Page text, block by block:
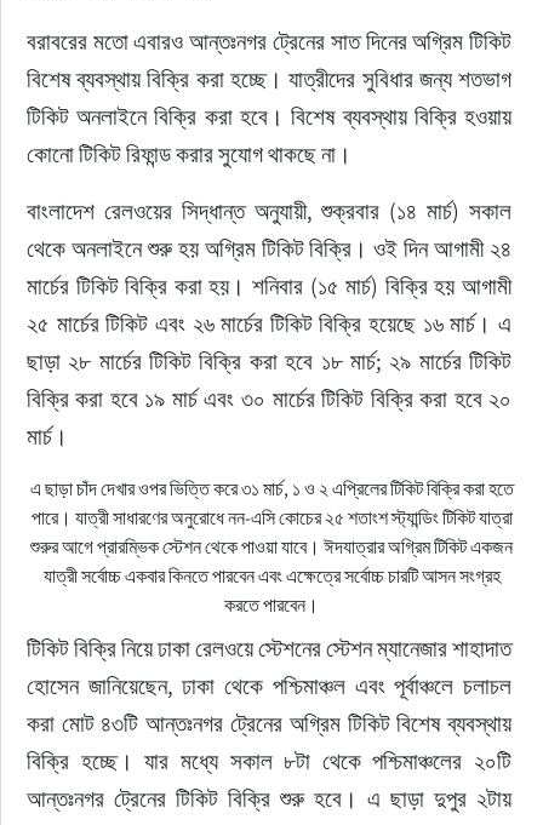
বরাবরের মতো এবারও আন্তঃনগর ট্রেনের সাত দিনের অগ্রিম টিকিট
বিশেষ ব্যবস্থায় বিক্রি করা হচ্ছে। যাত্রীদের সুবিধার জন্য শতভাগ
টিকিট অনলাইনে বিক্রি করা হবে। বিশেষ ব্যবস্থায় বিক্রি হওয়ায়
কোনো টিকিট রিফান্ড করার সুযোগ থাকছে না।
বাংলাদেশ রেলওয়ের সিদ্ধান্ত অনুযায়ী, শুক্রবার (১৪ মার্চ) সকাল
থেকে অনলাইনে শুরু হয় অগ্রিম টিকিট বিক্রি। ওই দিন আগামী ২৪
মার্চের টিকিট বিক্রি করা হয়। শনিবার (১৫ মার্চ) বিক্রি হয় আগামী
২৫ মার্চের টিকিট এবং ২৬ মার্চের টিকিট বিক্রি হয়েছে ১৬ মার্চ। এ
ছাড়া ২৮ মার্চের টিকিট বিক্রি করা হবে ১৮ মার্চ; ২৯ মার্চের টিকিট
বিক্রি করা হবে ১৯ মার্চ এবং ৩০ মার্চের টিকিট বিক্রি করা হবে ২০
মার্চ।
এ ছাড়া চাঁদ দেখার ওপর ভিত্তি করে ৩১ মার্চ, ১ ও ২ এপ্রিলের টিকিট বিক্রি করা হতে
পারে। যাত্রী সাধারণের অনুরোধে নন-এসি কোচের ২৫ শতাংশ স্ট্যান্ডিং টিকিট যাত্রা
শুরুর আগে প্রারম্ভিক স্টেশন থেকে পাওয়া যাবে। ঈদযাত্রার অগ্রিম টিকিট একজন
যাত্রী সর্বোচ্চ একবার কিনতে পারবেন এবং এক্ষেত্রে সর্বোচ্চ চারটি আসন সংগ্রহ
করতে পারবেন।
টিকিট বিক্রি নিয়ে ঢাকা রেলওয়ে স্টেশনের স্টেশন ম্যানেজার শাহাদাত
হোসেন জানিয়েছেন, ঢাকা থেকে পশ্চিমাঞ্চল এবং পূর্বাঞ্চলে চলাচল
করা মোট ৪৩টি আন্তঃনগর ট্রেনের অগ্রিম টিকিট বিশেষ ব্যবস্থায়
বিক্রি হচ্ছে। যার মধ্যে সকাল ৮টা থেকে পশ্চিমাঞ্চলের ২০টি
আন্তঃনগর ট্রেনের টিকিট বিক্রি শুরু হবে। এ ছাড়া দুপুর ২টায়